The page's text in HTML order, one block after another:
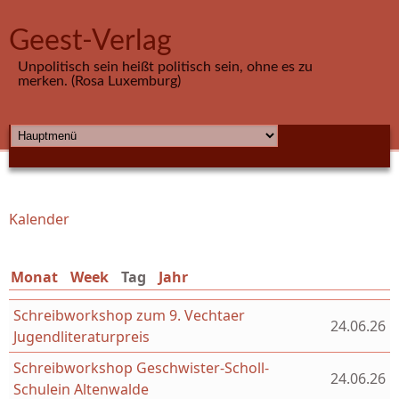
Geest-Verlag
Unpolitisch sein heißt politisch sein, ohne es zu
merken. (Rosa Luxemburg)
HAUPTMENÜ
Sie sind hier
Kalender
Monat Week Tag (aktiver Reiter)
Jahr
Schreibworkshop zum 9. Vechtaer
Jugendliteraturpreis
24.06.26
Schreibworkshop Geschwister-Scholl-
Schulein Altenwalde
24.06.26